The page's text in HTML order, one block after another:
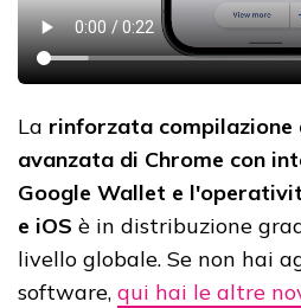
La rinforzata
avanzata di Chrome con
Google Wallet e
e iOS è in distribuzione
livello globale. Se non hai
software, qui hai le altre